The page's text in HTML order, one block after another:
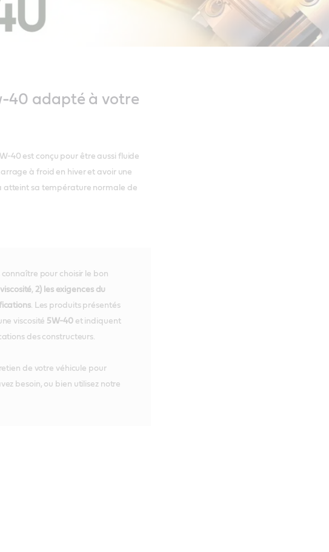
40 adapté à votre
40 est conçu pour être aussi fluide
à froid en hiver et avoir une
atteint sa température normale de
connaître pour choisir le bon
viscosité, 2) les exigences du
. Les produits présentés
viscosité 5W-40et indiquent
des constructeurs.
de votre véhicule pour
besoin, ou bien utilisez notre